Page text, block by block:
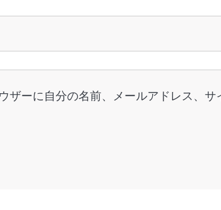
ザーに自分の名前、メールアドレス、サ